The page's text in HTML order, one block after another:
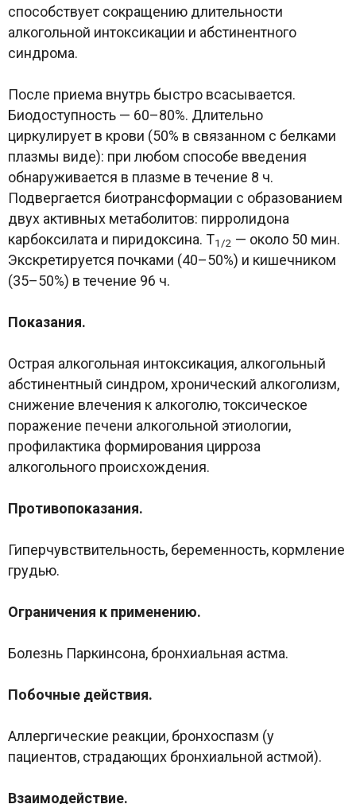
способствует сокращению длительности
алкогольной интоксикации и абстинентного
синдрома.
После приема внутрь быстро всасывается.
Биодоступность — 60–80%. Длительно
циркулирует в крови (50% в связанном с белками
плазмы виде): при любом способе введения
обнаруживается в плазме в течение 8 ч.
Подвергается биотрансформации с образованием
двух активных метаболитов: пирролидона
карбоксилата и пиридоксина. Т1/2 — около 50 мин.
Экскретируется почками (40–50%) и кишечником
(35–50%) в течение 96 ч.
Показания.
Острая алкогольная интоксикация, алкогольный
абстинентный синдром, хронический алкоголизм,
снижение влечения к алкоголю, токсическое
поражение печени алкогольной этиологии,
профилактика формирования цирроза
алкогольного происхождения.
Противопоказания.
Гиперчувствительность, беременность, кормление
грудью.
Ограничения к применению.
Болезнь Паркинсона, бронхиальная астма.
Побочные действия.
Аллергические реакции, бронхоспазм (у
пациентов, страдающих бронхиальной астмой).
Взаимодействие.